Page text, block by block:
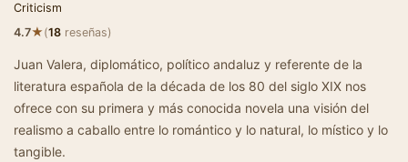
Criticism
4.7★(18 reseñas)
Juan Valera, diplomático, político andaluz y referente de la
literatura española de la década de los 80 del siglo XIX nos
ofrece con su primera y más conocida novela una visión del
realismo a caballo entre lo romántico y lo natural, lo místico y lo
tangible.